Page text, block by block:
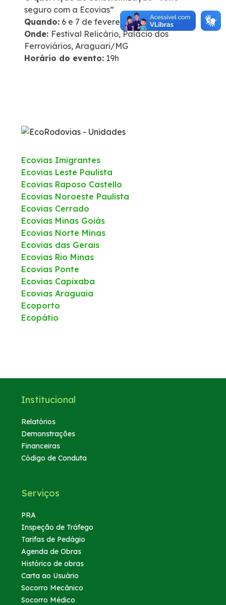
seguro com a Ecovias”
Quando: 6 e 7 de fevereiro
Onde: Festival Relicário, Palácio dos
Ferroviários, Araguari/MG
Horário do evento: 19h
Ecovias Imigrantes
Ecovias Leste Paulista
Ecovias Raposo Castello
Ecovias Noroeste Paulista
Ecovias Cerrado
Ecovias Minas Goiás
Ecovias Norte Minas
Ecovias das Gerais
Ecovias Rio Minas
Ecovias Ponte
Ecovias Capixaba
Ecovias Araguaia
Ecoporto
Ecopátio
Institucional
Relatórios
Demonstrações
Financeiras
Código de Conduta
Serviços
PRA
Inspeção de Tráfego
Tarifas de Pedágio
Agenda de Obras
Histórico de obras
Carta ao Usuário
Socorro Mecânico
Socorro Médico